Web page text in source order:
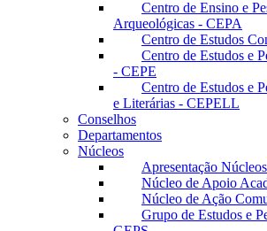
Centro de Ensino e
Arqueológicas - CEPA
Centro de Estudos
Centro de Estudos e
- CEPE
Centro de Estudos e
e Literárias - CEPELL
Conselhos
Departamentos
Núcleos
Apresentação Núcleos
Núcleo de Apoio
Núcleo de Ação
Grupo de Estudos e